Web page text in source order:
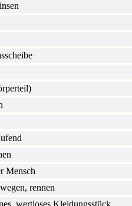
Mensch
rennen
wertloses Kleidungsstück